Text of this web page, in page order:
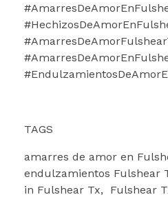
TAGS
amarres de amor en
endulzamientos Fulshear
in Fulshear Tx, Fulshear